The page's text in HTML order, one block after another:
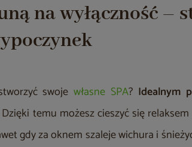
na wyłączność –
swojewłasne SPA? Idealnym
Dzięki temu możesz cieszyć się
gdy za oknem szaleje wichura i